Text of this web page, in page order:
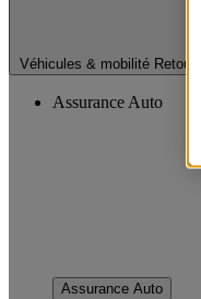
Véhicules & mobilité Retour
Assurance Auto
Assurance Auto